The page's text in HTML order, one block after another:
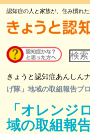
認知症の人と家族が、住み慣れ
イ
ト
検
索
きょうと認知症あんしん
げ隊」地域の取組報告ブ
「オレンジ
域の取組報